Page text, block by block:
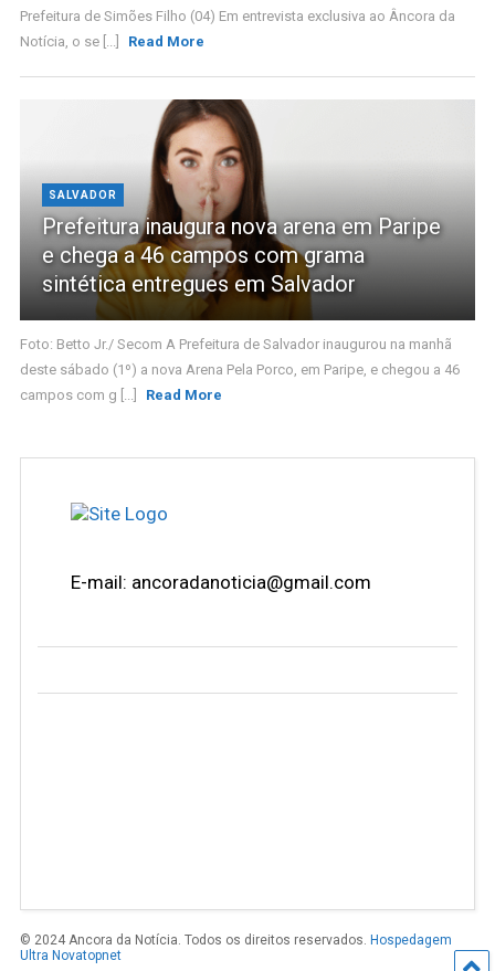
Prefeitura de Simões Filho (04) Em entrevista exclusiva ao Âncora da
Notícia, o se [...]
Read More
SALVADOR
Prefeitura inaugura nova arena em Paripe
e chega a 46 campos com grama
sintética entregues em Salvador
Foto: Betto Jr./ Secom A Prefeitura de Salvador inaugurou na manhã
deste sábado (1º) a nova Arena Pela Porco, em Paripe, e chegou a 46
campos com g [...]
Read More
E-mail: ancoradanoticia@gmail.com
© 2024 Ancora da Notícia. Todos os direitos reservados. Hospedagem
Ultra Novatopnet